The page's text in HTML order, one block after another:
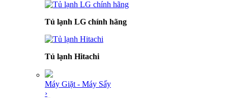
Tủ lạnh LG chính hãng
Tủ lạnh Hitachi
Máy Giặt - Máy Sấy
›